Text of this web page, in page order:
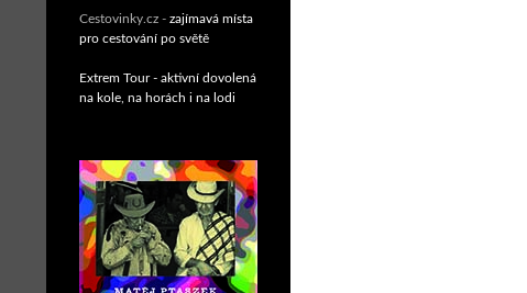
Cestovinky.cz - zajímavá místa
pro cestování po světě
Extrem Tour - aktivní dovolená
na kole, na horách i na lodi